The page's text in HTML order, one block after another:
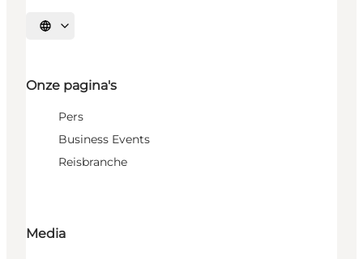
Selecteer taal
Onze pagina's
Pers
Business Events
Reisbranche
Media